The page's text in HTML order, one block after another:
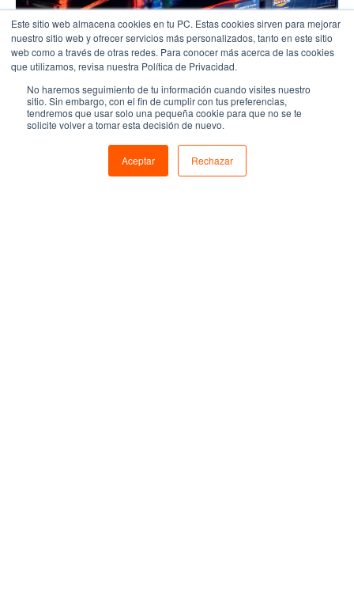
Este sitio web almacena cookies en tu PC. Estas cookies sirven para mejorar
nuestro sitio web y ofrecer servicios más personalizados, tanto en este sitio
web como a través de otras redes. Para conocer más acerca de las cookies
que utilizamos, revisa nuestra Política de Privacidad.
No haremos seguimiento de tu información cuando visites nuestro
sitio. Sin embargo, con el fin de cumplir con tus preferencias,
tendremos que usar solo una pequeña cookie para que no se te
solicite volver a tomar esta decisión de nuevo.
Aceptar Rechazar